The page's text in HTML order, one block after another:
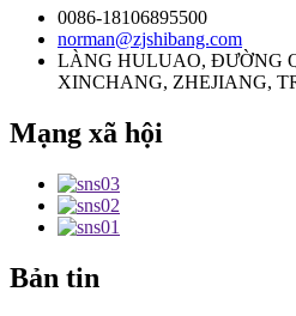
0086-18106895500
norman@zjshibang.com
LÀNG HULUAO, ĐƯỜNG
XINCHANG, ZHEJIANG,
Mạng xã hội
Bản tin